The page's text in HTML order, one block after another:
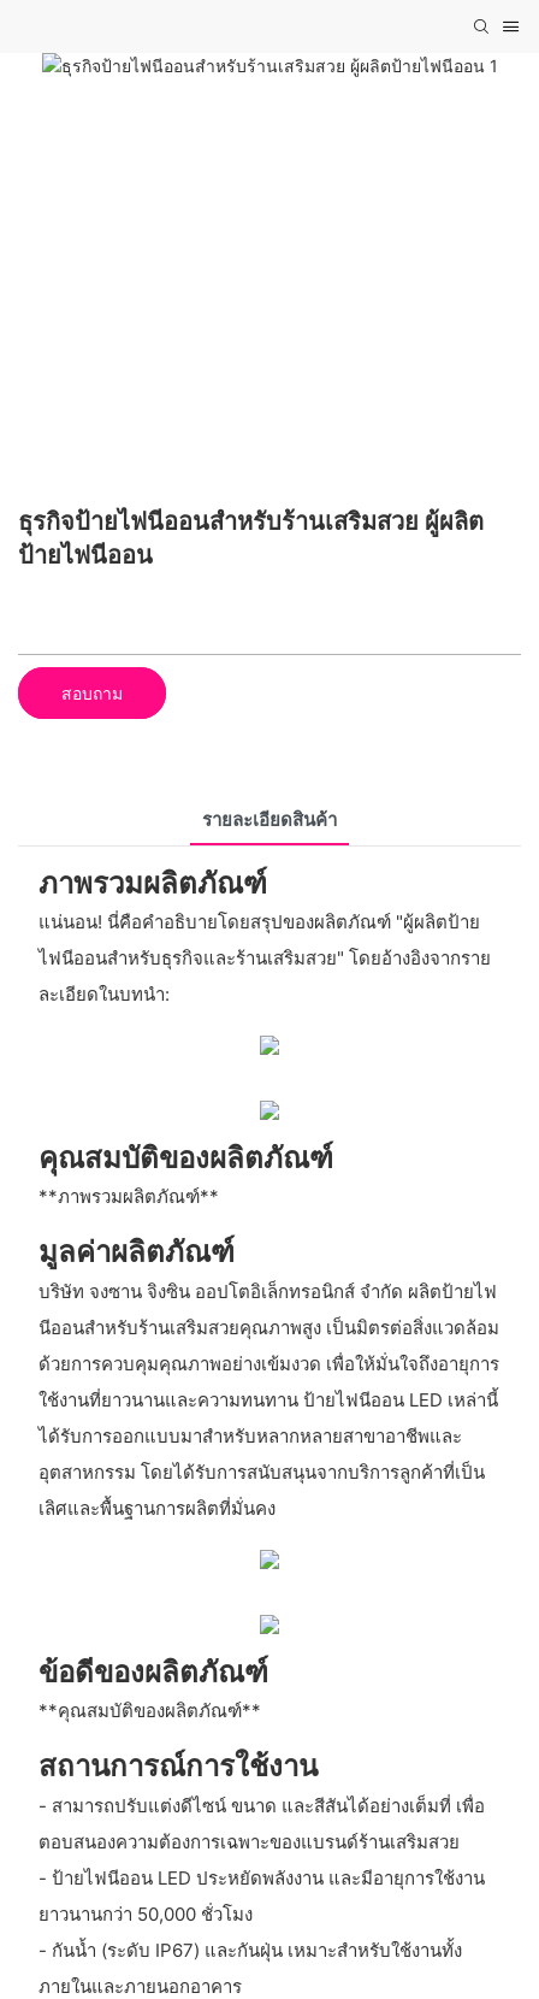
ธุรกิจป้ายไฟนีออนสำหรับร้านเสริมสวย ผู้ผลิต
ป้ายไฟนีออน
สอบถาม
รายละเอียดสินค้า
ภาพรวมผลิตภัณฑ์
แน่นอน! นี่คือคำอธิบายโดยสรุปของผลิตภัณฑ์ "ผู้ผลิตป้าย
ไฟนีออนสำหรับธุรกิจและร้านเสริมสวย" โดยอ้างอิงจากราย
ละเอียดในบทนำ:
คุณสมบัติของผลิตภัณฑ์
**ภาพรวมผลิตภัณฑ์**
มูลค่าผลิตภัณฑ์
บริษัท จงซาน จิงซิน ออปโตอิเล็กทรอนิกส์ จำกัด ผลิตป้ายไฟ
นีออนสำหรับร้านเสริมสวยคุณภาพสูง เป็นมิตรต่อสิ่งแวดล้อม
ด้วยการควบคุมคุณภาพอย่างเข้มงวด เพื่อให้มั่นใจถึงอายุการ
ใช้งานที่ยาวนานและความทนทาน ป้ายไฟนีออน LED เหล่านี้
ได้รับการออกแบบมาสำหรับหลากหลายสาขาอาชีพและ
อุตสาหกรรม โดยได้รับการสนับสนุนจากบริการลูกค้าที่เป็น
เลิศและพื้นฐานการผลิตที่มั่นคง
ข้อดีของผลิตภัณฑ์
**คุณสมบัติของผลิตภัณฑ์**
สถานการณ์การใช้งาน
- สามารถปรับแต่งดีไซน์ ขนาด และสีสันได้อย่างเต็มที่ เพื่อ
ตอบสนองความต้องการเฉพาะของแบรนด์ร้านเสริมสวย
- ป้ายไฟนีออน LED ประหยัดพลังงาน และมีอายุการใช้งาน
ยาวนานกว่า 50,000 ชั่วโมง
- กันน้ำ (ระดับ IP67) และกันฝุ่น เหมาะสำหรับใช้งานทั้ง
ภายในและภายนอกอาคาร